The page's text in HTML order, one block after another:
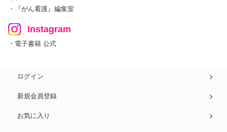
・『がん看護』編集室
Instagram
・電子書籍 公式
ログイン
新規会員登録
お気に入り